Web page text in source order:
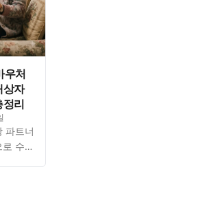
우처
상자
정리
파트너
수수
주거